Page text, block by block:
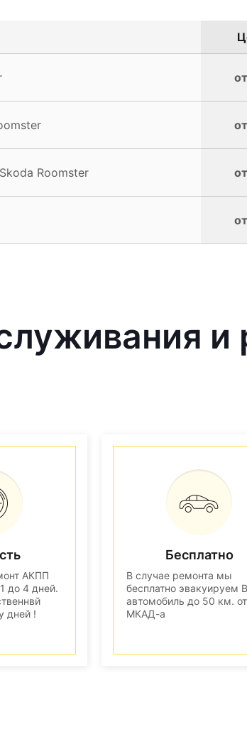
Roomster
и
АКПП
до 4 дней.
дней !
Бесплатно
В случае ремонта мы
бесплатно эвакуируем
автомобиль до 50 км. от
МКАД-а